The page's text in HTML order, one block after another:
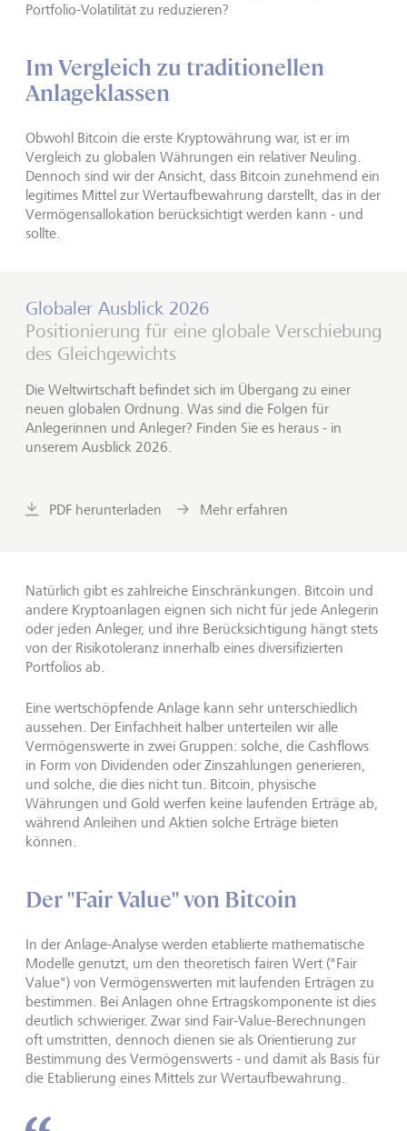
Portfolio-Volatilität zu reduzieren?
Im Vergleich zu traditionellen
Anlageklassen
Obwohl Bitcoin die erste Kryptowährung war, ist er im
Vergleich zu globalen Währungen ein relativer Neuling.
Dennoch sind wir der Ansicht, dass Bitcoin zunehmend ein
legitimes Mittel zur Wertaufbewahrung darstellt, das in der
Vermögensallokation berücksichtigt werden kann - und
sollte.
Globaler Ausblick 2026
Positionierung für eine globale Verschiebung
des Gleichgewichts
Die Weltwirtschaft befindet sich im Übergang zu einer
neuen globalen Ordnung. Was sind die Folgen für
Anlegerinnen und Anleger? Finden Sie es heraus - in
unserem Ausblick 2026.
PDF herunterladen Mehr erfahren
Natürlich gibt es zahlreiche Einschränkungen. Bitcoin und
andere Kryptoanlagen eignen sich nicht für jede Anlegerin
oder jeden Anleger, und ihre Berücksichtigung hängt stets
von der Risikotoleranz innerhalb eines diversifizierten
Portfolios ab.
Eine wertschöpfende Anlage kann sehr unterschiedlich
aussehen. Der Einfachheit halber unterteilen wir alle
Vermögenswerte in zwei Gruppen: solche, die Cashflows
in Form von Dividenden oder Zinszahlungen generieren,
und solche, die dies nicht tun. Bitcoin, physische
Währungen und Gold werfen keine laufenden Erträge ab,
während Anleihen und Aktien solche Erträge bieten
können.
Der "Fair Value" von Bitcoin
In der Anlage-Analyse werden etablierte mathematische
Modelle genutzt, um den theoretisch fairen Wert ("Fair
Value") von Vermögenswerten mit laufenden Erträgen zu
bestimmen. Bei Anlagen ohne Ertragskomponente ist dies
deutlich schwieriger. Zwar sind Fair-Value-Berechnungen
oft umstritten, dennoch dienen sie als Orientierung zur
Bestimmung des Vermögenswerts - und damit als Basis für
die Etablierung eines Mittels zur Wertaufbewahrung.